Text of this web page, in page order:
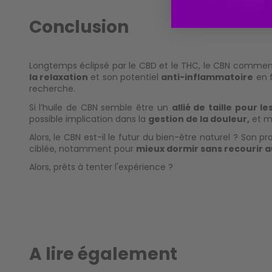
Conclusion
Longtemps éclipsé par le CBD et le THC, le CBN
la relaxation et son potentiel anti-inflammatoire en
recherche.
Si l’huile de CBN semble être un allié de taille pour
possible implication dans la gestion de la douleur, et
Alors, le CBN est-il le futur du bien-être naturel ? Son
ciblée, notamment pour mieux dormir sans recourir
Alors, prêts à tenter l'expérience ?
A lire également